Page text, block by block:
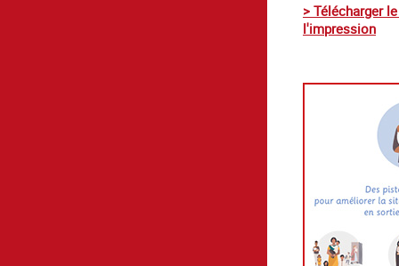
> Télécharger
l'impression